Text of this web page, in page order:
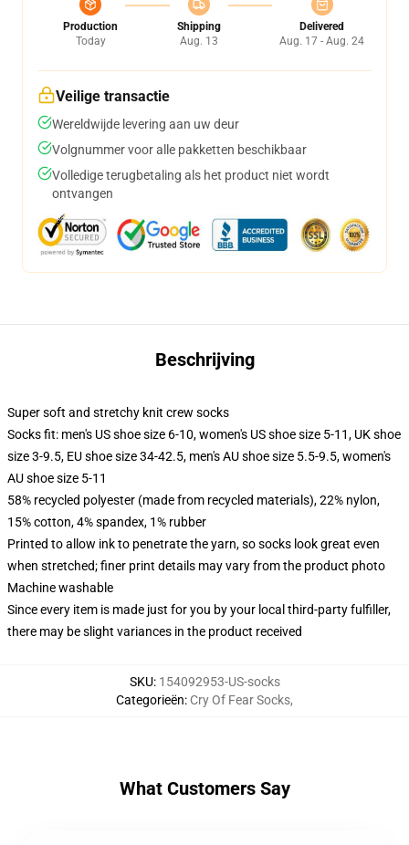
Production
Today
Shipping
Aug. 13
Delivered
Aug. 17 - Aug. 24
Veilige transactie
Wereldwijde levering aan uw deur
Volgnummer voor alle pakketten beschikbaar
Volledige terugbetaling als het product niet wordt
ontvangen
Beschrijving
Super soft and stretchy knit crew socks
Socks fit: men's US shoe size 6-10, women's US shoe size 5-11, UK shoe
size 3-9.5, EU shoe size 34-42.5, men's AU shoe size 5.5-9.5, women's
AU shoe size 5-11
58% recycled polyester (made from recycled materials), 22% nylon,
15% cotton, 4% spandex, 1% rubber
Printed to allow ink to penetrate the yarn, so socks look great even
when stretched; finer print details may vary from the product photo
Machine washable
Since every item is made just for you by your local third-party fulfiller,
there may be slight variances in the product received
SKU: 154092953-US-socks
Categorieën: Cry Of Fear Socks,
What Customers Say